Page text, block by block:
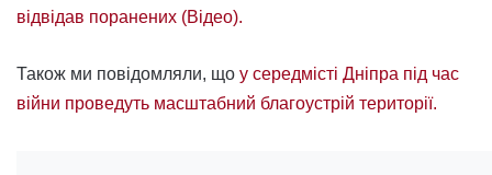
відвідав поранених (Відео).
Також ми повідомляли, що у середмісті Дніпра під час
війни проведуть масштабний благоустрій території.